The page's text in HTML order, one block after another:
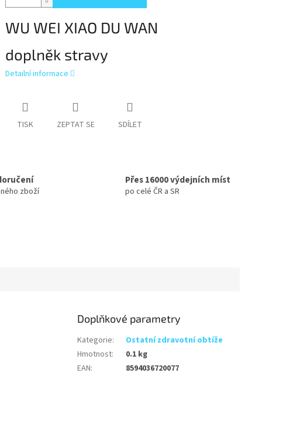
WU WEI XIAO DU WAN
doplněk stravy
Detailní informace
TISK ZEPTAT SE SDÍLET
zboží
Přes 16000 výdejních míst
po celé ČR a SR
Doplňkové parametry
Kategorie:
Ostatní zdravotní obtíže
Hmotnost:
0.1 kg
EAN: 8594036720077